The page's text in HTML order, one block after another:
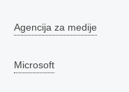
Agencija za medije
Microsoft